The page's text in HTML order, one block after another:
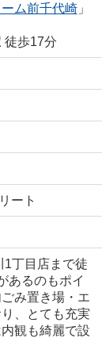
ーム前千代崎」
徒歩17分
ート
1丁目店まで徒
あるのもポイ
み置き場・エ
、とても充実
観も綺麗で設